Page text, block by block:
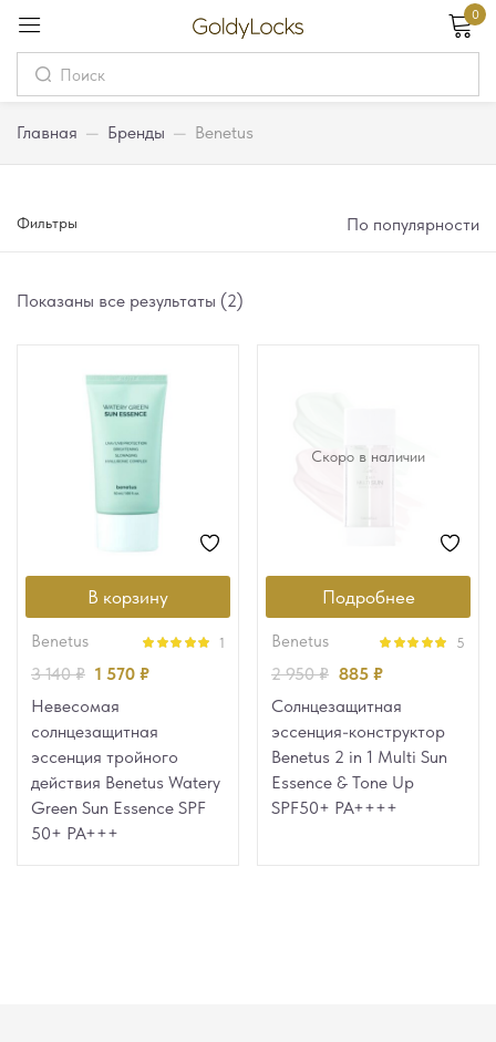
0
Главная — Бренды — Benetus
Показаны все результаты (2)
Фильтры По популярности
В корзину
benetus
из 5
1
3 140₽ 1 570 ₽
Невесомая
солнцезащитная
эссенция тройного
действия Benetus Watery
Green Sun Essence SPF
50+ PA+++
Скоро в наличии
Подробнее
benetus
из 5
5
2 950₽ 885 ₽
Солнцезащитная
эссенция-конструктор
Benetus 2 in 1 Multi Sun
Essence & Tone Up
SPF50+ PA++++
Вход